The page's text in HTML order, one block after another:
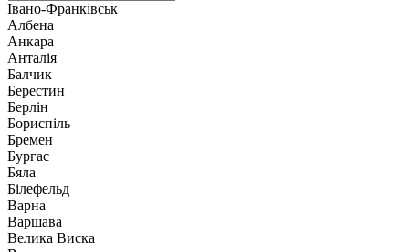
Івано-Франківськ
Албена
Анкара
Анталія
Балчик
Берестин
Берлін
Бориспіль
Бремен
Бургас
Бяла
Білефельд
Варна
Варшава
Велика Виска